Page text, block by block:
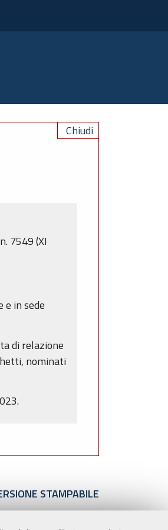
Chiudi
7549 (XI
in sede
di relazione
nominati
STAMPABILE